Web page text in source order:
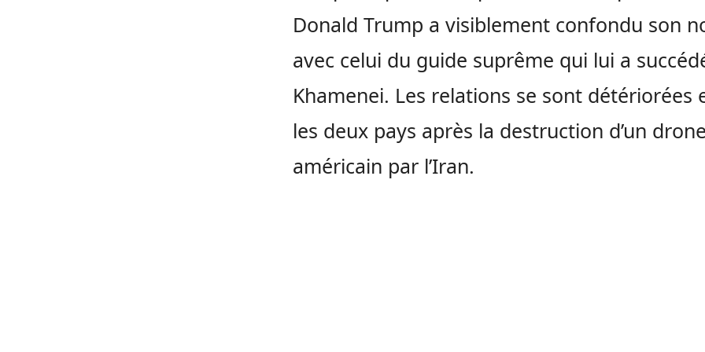
Donald Trump a visiblement confondu son
avec celui du guide suprême qui lui a
Khamenei. Les relations se sont détériorées
les deux pays après la destruction d’un
américain par l’Iran.